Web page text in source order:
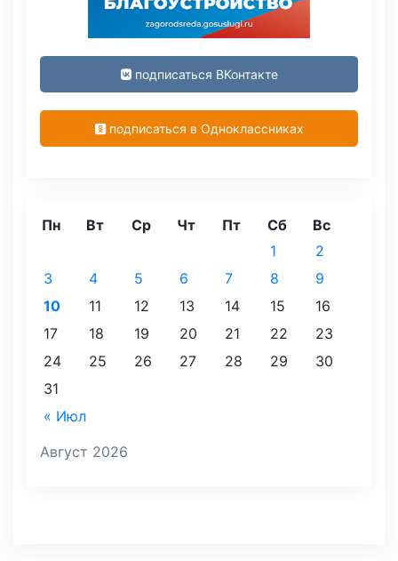
подписаться ВКонтакте
подписаться в Одноклассниках
Август 2026
Пн Вт Ср Чт Пт Сб Вс
« Июл
1
2
3
4 5 6 7 8
9
10
11 12 13 14 15
16
17
18 19 20 21 22
23
24
25 26 27 28 29
30
31